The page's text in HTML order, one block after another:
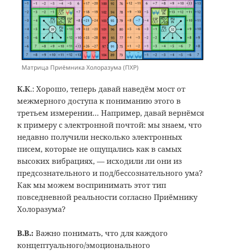
Матрица Приёмника Холоразума (ПХР)
К.К.: Хорошо, теперь давай наведём мост от
межмерного доступа к пониманию этого в
третьем измерении… Например, давай вернёмся
к примеру с электронной почтой: мы знаем, что
недавно получили несколько электронных
писем, которые не ощущались как в самых
высоких вибрациях, — исходили ли они из
предсознательного и под/бессознательного ума?
Как мы можем воспринимать этот тип
повседневной реальности согласно Приёмнику
Холоразума?
В.В.: Важно понимать, что для каждого
концептуального/эмоционального